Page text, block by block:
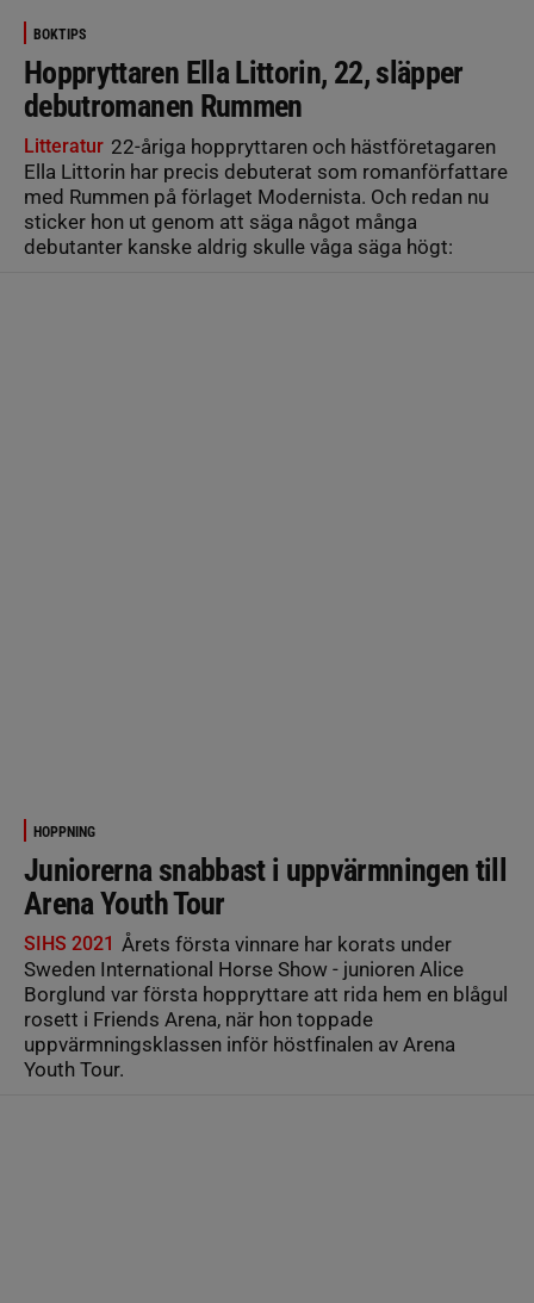
BOKTIPS
Hoppryttaren Ella Littorin, 22, släpper
debutromanen Rummen
Litteratur 22-åriga hoppryttaren och hästföretagaren
Ella Littorin har precis debuterat som romanförfattare
med Rummen på förlaget Modernista. Och redan nu
sticker hon ut genom att säga något många
debutanter kanske aldrig skulle våga säga högt:
HOPPNING
Juniorerna snabbast i uppvärmningen till
Arena Youth Tour
SIHS 2021 Årets första vinnare har korats under
Sweden International Horse Show - junioren Alice
Borglund var första hoppryttare att rida hem en blågul
rosett i Friends Arena, när hon toppade
uppvärmningsklassen inför höstfinalen av Arena
Youth Tour.